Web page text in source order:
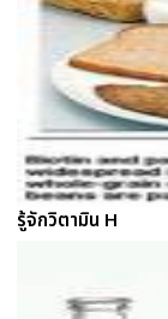
รู้จักวิตามิน H